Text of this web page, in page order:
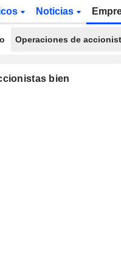
Noticias
Operaciones de
bien